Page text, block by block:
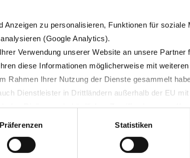
Anzeigen zu personalisieren, Funktionen für soziale
(Google Analytics).
Verwendung unserer Website an unsere Partner
diese Informationen möglicherweise mit
Rahmen Ihrer Nutzung der Dienste gesammelt
Dienstleister in Drittländern außerhalb der EU
das Risiko von behördlichen Zugriffen bzw. von
Präferenzen Statistiken
EasyCut R 360 ahora
con sinfín de
transversal